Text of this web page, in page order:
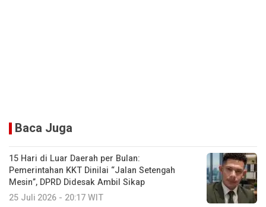
Baca Juga
15 Hari di Luar Daerah per Bulan:
Pemerintahan KKT Dinilai “Jalan Setengah
Mesin”, DPRD Didesak Ambil Sikap
25 Juli 2026 - 20:17 WIT